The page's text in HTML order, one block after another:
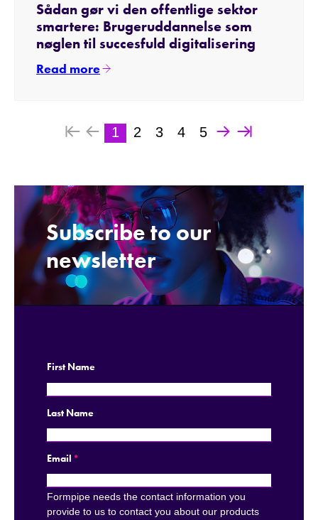
Sådan gør vi den offentlige sektor
smartere: Brugeruddannelse som
nøglen til succesfuld digitalisering
Read more
1 2 3 4 5
Subscribe to our
newsletter
.
First Name
Last Name
Email *
Formpipe needs the contact information you
provide to us to contact you about our products